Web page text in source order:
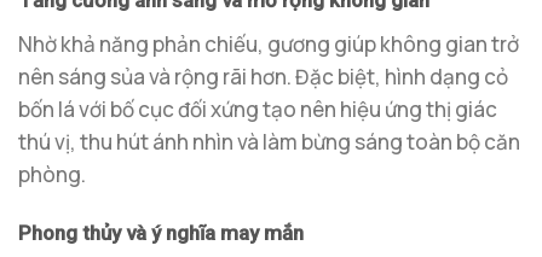
Nhờ khả năng phản chiếu, gương giúp không gian trở
nên sáng sủa và rộng rãi hơn. Đặc biệt, hình dạng cỏ
bốn lá với bố cục đối xứng tạo nên hiệu ứng thị giác
thú vị, thu hút ánh nhìn và làm bừng sáng toàn bộ căn
phòng.
Phong thủy và ý nghĩa may mắn